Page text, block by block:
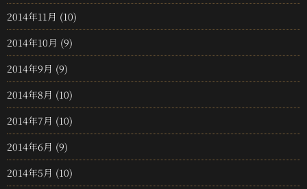
2014年11月 (10)
2014年10月 (9)
2014年9月 (9)
2014年8月 (10)
2014年7月 (10)
2014年6月 (9)
2014年5月 (10)